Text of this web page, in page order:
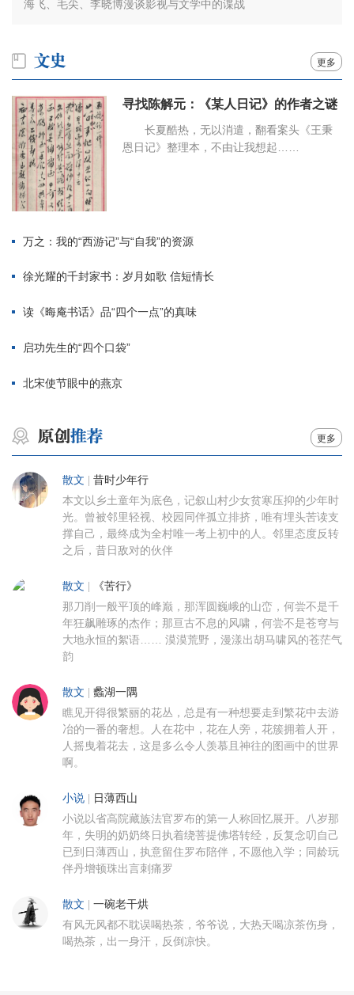
海飞、毛尖、李晓博漫谈影视与文学中的谍战
更多
寻找陈解元：《某人日记》的作者之谜
长夏酷热，无以消遣，翻看案头《王秉
恩日记》整理本，不由让我想起……
万之：我的“西游记”与“自我”的资源
徐光耀的千封家书：岁月如歌 信短情长
读《晦庵书话》品“四个一点”的真味
启功先生的“四个口袋”
北宋使节眼中的燕京
更多
散文 昔时少年行
本文以乡土童年为底色，记叙山村少女贫寒压抑的少年时
光。曾被邻里轻视、校园同伴孤立排挤，唯有埋头苦读支
撑自己，最终成为全村唯一考上初中的人。邻里态度反转
之后，昔日敌对的伙伴
散文 《苦行》
那刀削一般平顶的峰巅，那浑圆巍峨的山峦，何尝不是千
年狂飙雕琢的杰作；那亘古不息的风啸，何尝不是苍穹与
大地永恒的絮语…… 漠漠荒野，漫漾出胡马啸风的苍茫气
韵
散文 蠡湖一隅
瞧见开得很繁丽的花丛，总是有一种想要走到繁花中去游
冶的一番的奢想。人在花中，花在人旁，花簇拥着人开，
人摇曳着花去，这是多么令人羡慕且神往的图画中的世界
啊。
小说 日薄西山
小说以省高院藏族法官罗布的第一人称回忆展开。八岁那
年，失明的奶奶终日执着绕菩提佛塔转经，反复念叨自己
已到日薄西山，执意留住罗布陪伴，不愿他入学；同龄玩
伴丹增顿珠出言刺痛罗
散文 一碗老干烘
有风无风都不耽误喝热茶，爷爷说，大热天喝凉茶伤身，
喝热茶，出一身汗，反倒凉快。